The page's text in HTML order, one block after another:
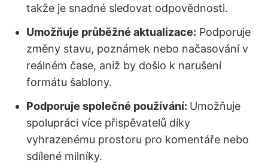
takže je snadné sledovat odpovědnosti.
Umožňuje průběžné aktualizace: Podporuje
změny stavu, poznámek nebo načasování v
reálném čase, aniž by došlo k narušení
formátu šablony.
Podporuje společné používání: Umožňuje
spolupráci více přispěvatelů díky
vyhrazenému prostoru pro komentáře nebo
sdílené milníky.